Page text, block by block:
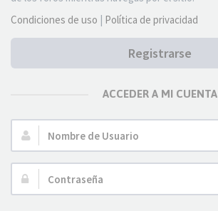
Condiciones de uso | Política de privacidad
Registrarse
ACCEDER A MI CUENTA
Nombre
de
Usuario:
Contraseña: